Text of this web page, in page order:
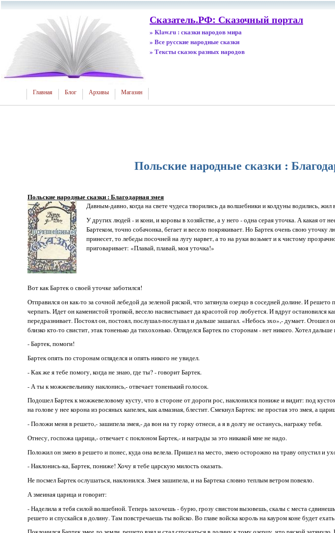
Сказатель.РФ: Сказочный портал
» Klaw.ru : сказки народов мира
» Все русские народные сказки
» Тексты сказок разных народов
Главная Блог Архивы Магазин
Польские народные сказки :
Польские народные сказки : Благодарная змея
Давным-давно, когда на свете чудеса творились да волшебники и колдуны водились,
У других людей - и кони, и коровы в хозяйстве, а у него - одна серая уточка. А какая от
Бартеком, точно собачонка, бегает и весело покрякивает. Но Бартек очень свою уточку
принесет, то лебеды посочней на лугу нарвет, а то на руки возьмет и к чистому
приговаривает: «Плавай, плавай, моя уточка!»
Вот как Бартек о своей уточке заботился!
Отправился он как-то за сочной лебедой да зеленой ряской, что затянула озерцо в соседней долине. И
черпать. Идет он каменистой тропкой, весело насвистывает да красотой гор любуется. И вдруг остановился
передразнивает. Постоял он, постоял, послушал-послушал и дальше зашагал. «Небось эхо»,- думает. Отошел
близко кто-то свистит, этак тоненько да тихохонько. Огляделся Бартек по сторонам - нет никого. Хотел
- Бартек, помоги!
Бартек опять по сторонам огляделся и опять никого не увидел.
- Как же я тебе помогу, когда не знаю, где ты? - говорит Бартек.
- А ты к можжевельнику наклонись,- отвечает тоненький голосок.
Подошел Бартек к можжевеловому кусту, что в стороне от дороги рос, наклонился пониже и видит: под
на голове у нее корона из росяных капелек, как алмазная, блестит. Смекнул Бартек: не простая это змея, а
- Положи меня в решето,- зашипела змея,- да вон на ту горку отнеси, а я в долгу не останусь, награжу тебя.
Отнесу, госпожа царица,- отвечает с поклоном Бартек,- и награды за это никакой мне не надо.
Положил он змею в решето и понес, куда она велела. Пришел на место, змею осторожно на траву опустил и
- Наклонись-ка, Бартек, пониже! Хочу я тебе царскую милость оказать.
Не посмел Бартек ослушаться, наклонился. Змея зашипела, и на Бартека словно теплым ветром повеяло.
А змеиная царица и говорит:
- Наделила я тебя силой волшебной. Теперь захочешь - бурю, грозу свистом вызовешь, скалы с места
решето и спускайся в долину. Там повстречаешь ты войско. Во главе войска король на кауром коне будет